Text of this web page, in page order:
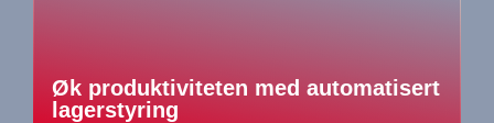
Øk produktiviteten med automatisert
lagerstyring